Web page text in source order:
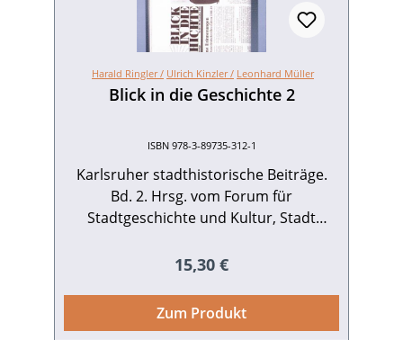
Harald Ringler / Ulrich Kinzler / Leonhard Müller
Blick in die Geschichte 2
ISBN 978-3-89735-312-1
Karlsruher stadthistorische Beiträge.
Bd. 2. Hrsg. vom Forum für
Stadtgeschichte und Kultur, Stadt
Aus dem Badenia-Programm. 1998. ISBN
Cover als tif-Datei zum Download
Regulärer Preis:
15,30 €
Zum Produkt